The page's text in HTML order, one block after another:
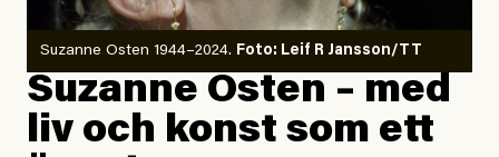
Suzanne Osten 1944–2024. Foto: Leif R Jansson/TT
Suzanne Osten – med
liv och konst som ett